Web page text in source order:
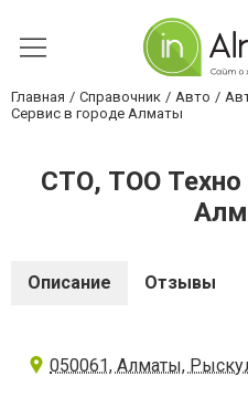
Главная Справочник Авто
Сервис в городе Алматы
СТО, ТОО Техно
Описание Отзывы
050061, Алматы,